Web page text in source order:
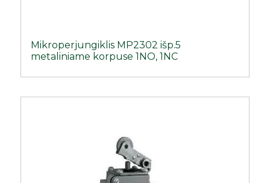
Mikroperjungiklis MP2302 išp.5
metaliniame korpuse 1NO, 1NC